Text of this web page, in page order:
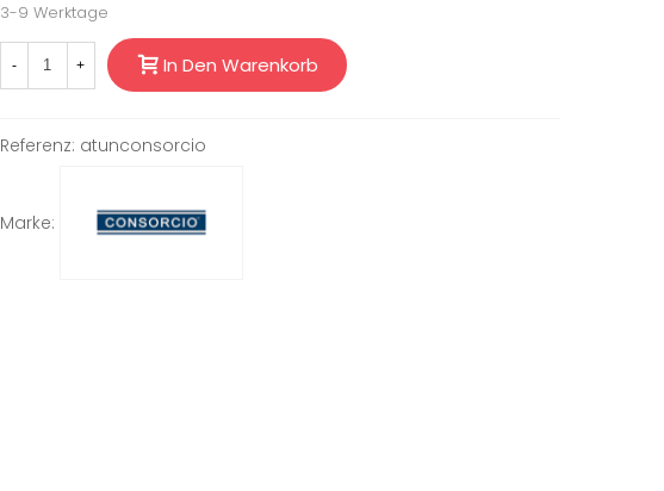
3-9 Werktage
- + In Den Warenkorb
Referenz: atunconsorcio
Marke: